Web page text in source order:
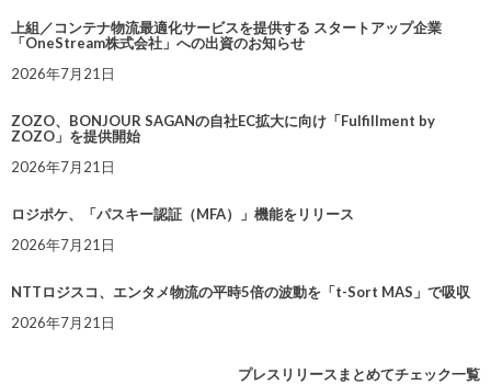
上組／コンテナ物流最適化サービスを提供する スタートアップ企業
「OneStream株式会社」への出資のお知らせ
2026年7月21日
ZOZO、BONJOUR SAGANの自社EC拡大に向け「Fulfillment by
ZOZO」を提供開始
2026年7月21日
ロジポケ、「パスキー認証（MFA）」機能をリリース
2026年7月21日
NTTロジスコ、エンタメ物流の平時5倍の波動を「t-Sort MAS」で吸収
2026年7月21日
プレスリリースまとめてチェック一覧